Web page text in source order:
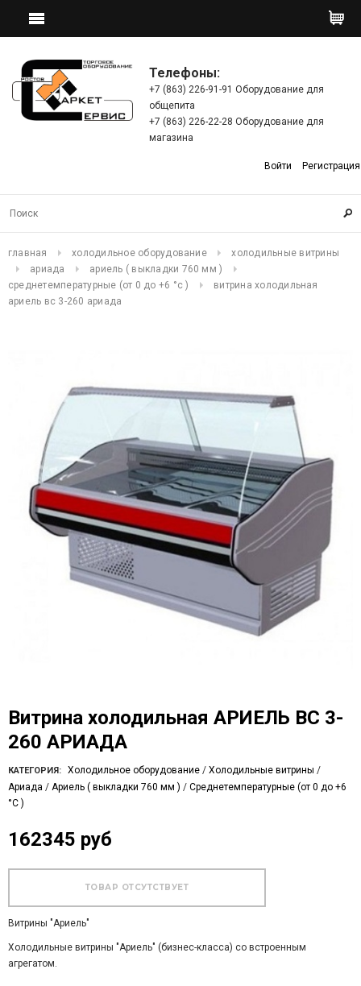
Телефоны:
+7 (863) 226-91-91 Оборудование для
общепита
+7 (863) 226-22-28 Оборудование для
магазина
Войти Регистрация
главная холодильное оборудование
холодильные витрины
ариада
ариель ( выкладки 760 мм )
среднетемпературные (от 0 до +6 °c )
витрина холодильная
aриель вс 3-260 ариада
Витрина холодильная AРИЕЛЬ ВС 3-
260 АРИАДА
КАТЕГОРИЯ: Холодильное оборудование / Холодильные витрины /
Ариада / Ариель ( выкладки 760 мм ) / Среднетемпературные (от 0 до +6
°C )
162345 руб
Витрины "Ариель"
Холодильные витрины "Ариель" (бизнес-класса) со встроенным
агрегатом.